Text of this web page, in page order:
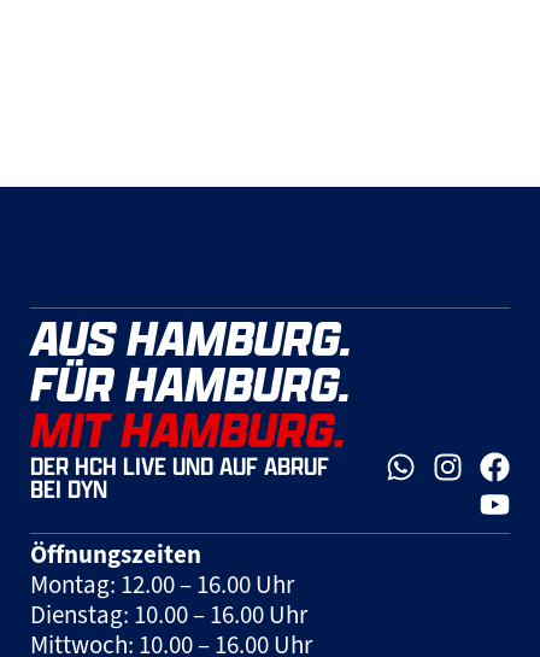
AUS HAMBURG.
FÜR HAMBURG.
MIT HAMBURG.
DER HCH LIVE UND AUF ABRUF
BEI DYN
Öffnungszeiten
Montag: 12.00 – 16.00 Uhr
Dienstag: 10.00 – 16.00 Uhr
Mittwoch: 10.00 – 16.00 Uhr